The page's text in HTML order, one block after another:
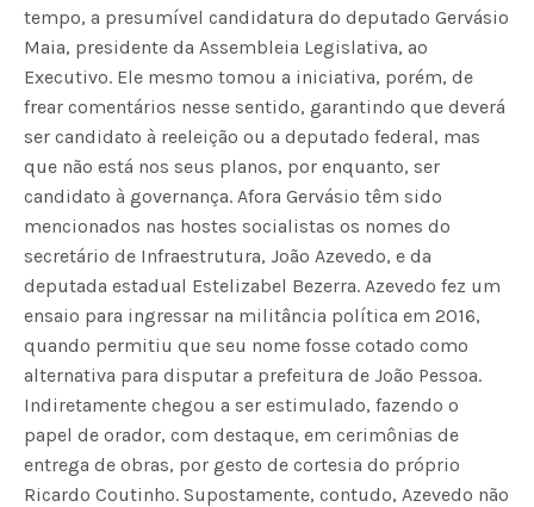
tempo, a presumível candidatura do deputado Gervásio
Maia, presidente da Assembleia Legislativa, ao
Executivo. Ele mesmo tomou a iniciativa, porém, de
frear comentários nesse sentido, garantindo que deverá
ser candidato à reeleição ou a deputado federal, mas
que não está nos seus planos, por enquanto, ser
candidato à governança. Afora Gervásio têm sido
mencionados nas hostes socialistas os nomes do
secretário de Infraestrutura, João Azevedo, e da
deputada estadual Estelizabel Bezerra. Azevedo fez um
ensaio para ingressar na militância política em 2016,
quando permitiu que seu nome fosse cotado como
alternativa para disputar a prefeitura de João Pessoa.
Indiretamente chegou a ser estimulado, fazendo o
papel de orador, com destaque, em cerimônias de
entrega de obras, por gesto de cortesia do próprio
Ricardo Coutinho. Supostamente, contudo, Azevedo não